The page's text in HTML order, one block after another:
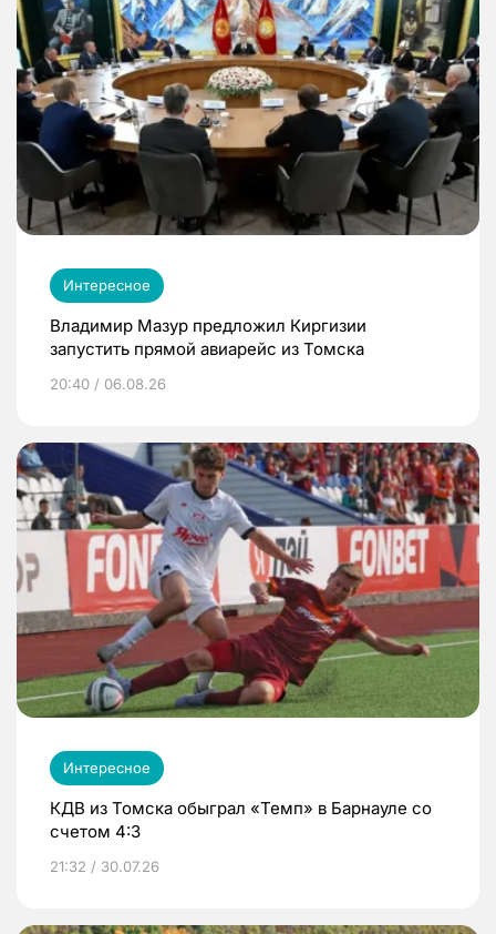
Интересное
Владимир Мазур предложил Киргизии
запустить прямой авиарейс из Томска
20:40 / 06.08.26
Интересное
КДВ из Томска обыграл «Темп» в Барнауле со
счетом 4:3
21:32 / 30.07.26